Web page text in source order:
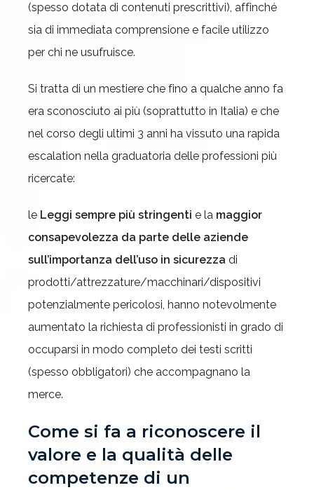
(spesso dotata di contenuti prescrittivi), affinché
sia di immediata comprensione e facile utilizzo
per chi ne usufruisce.
Si tratta di un mestiere che fino a qualche anno fa
era sconosciuto ai più (soprattutto in Italia) e che
nel corso degli ultimi 3 anni ha vissuto una rapida
escalation nella graduatoria delle professioni più
ricercate:
le Leggi sempre più stringenti e la maggior
consapevolezza da parte delle aziende
sull’importanza dell’uso in sicurezza di
prodotti/attrezzature/macchinari/dispositivi
potenzialmente pericolosi, hanno notevolmente
aumentato la richiesta di professionisti in grado di
occuparsi in modo completo dei testi scritti
(spesso obbligatori) che accompagnano la
merce.
Come si fa a riconoscere il
valore e la qualità delle
competenze di un